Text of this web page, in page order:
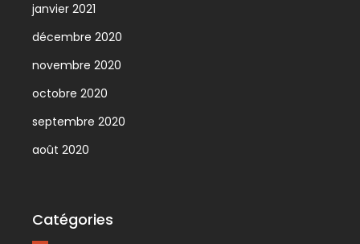
janvier 2021
décembre 2020
novembre 2020
octobre 2020
septembre 2020
août 2020
Catégories